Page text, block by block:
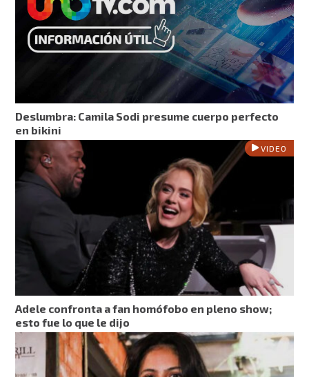
Deslumbra: Camila Sodi presume cuerpo perfecto
en bikini
VIDEO
Adele confronta a fan homófobo en pleno show;
esto fue lo que le dijo